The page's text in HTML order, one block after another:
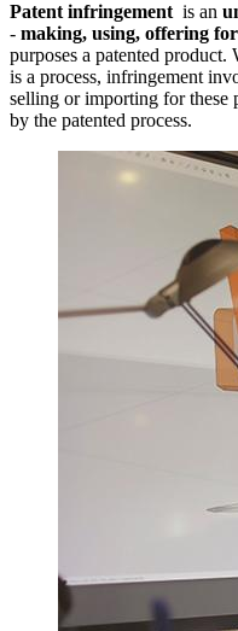
Patent infringement is an
- making, using, offering
purposes a patented product.
is a process, infringement
selling or importing for these
by the patented process.